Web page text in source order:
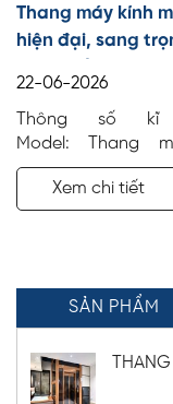
Thang máy kính
hiện đại, sang
22-06-2026
Thông số kĩ
Model: Thang
khách Số tầng:
dừng Tải trọng:
Công trình: Nhà
Xem chi tiết
SẢN PHẨM